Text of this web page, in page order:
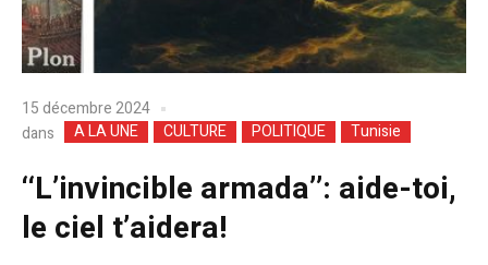
15 décembre 2024
dans
A LA UNE CULTURE POLITIQUE Tunisie
‘‘L’invincible armada’’: aide-toi,
le ciel t’aidera!